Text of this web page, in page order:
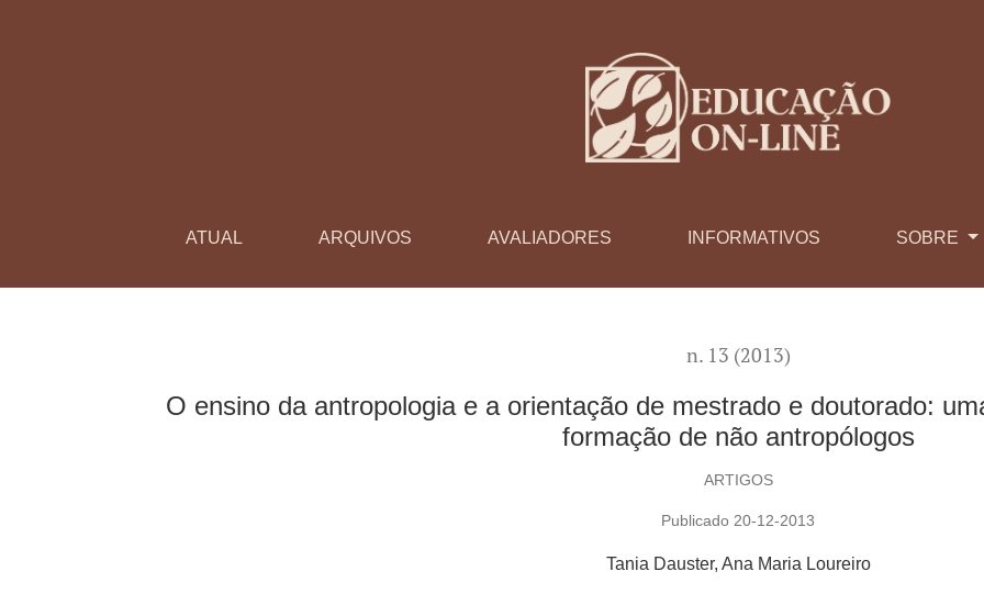
ATUAL ARQUIVOS AVALIADORES INFORMATIVOS SOBRE
n. 13 (2013)
O ensino da antropologia e a orientação de mestrado e doutorado:
formação de não antropólogos
ARTIGOS
Publicado 20-12-2013
Tania Dauster Ana Maria Loureiro